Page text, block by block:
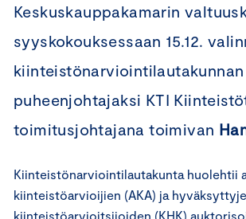
Keskuskauppakamarin
syyskokouksessaan 15.12.
kiinteistönarviointilautakunnan
puheenjohtajaksi KTI
toimitusjohtajana toimivan
Kiinteistönarviointilautakunta huolehtii
kiinteistöarvioijien (AKA) ja
kiinteistöarvioitsijoiden (KHK)